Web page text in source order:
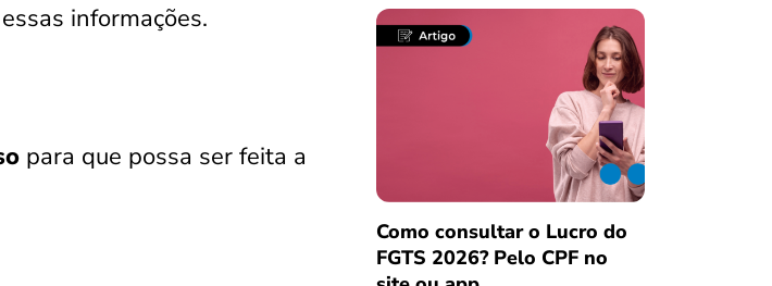
informações.
para que possa ser feita a
Como consultar o Lucro do
FGTS 2026? Pelo CPF no